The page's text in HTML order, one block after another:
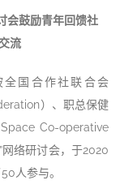
会鼓励青年回馈社
流
国合作社联合会
）、职总保健
Co-operative
网络研讨会，于2020
人参与。